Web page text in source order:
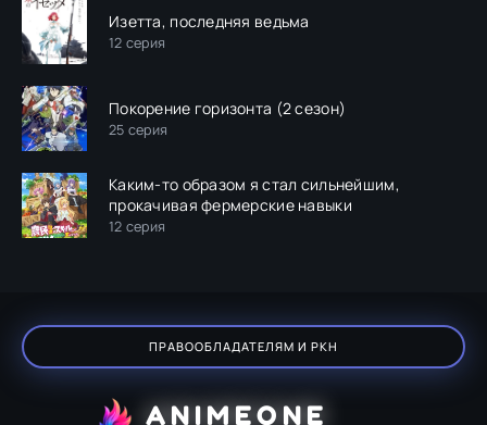
Изетта, последняя ведьма
12 серия
Покорение горизонта (2 сезон)
25 серия
Каким-то образом я стал сильнейшим,
прокачивая фермерские навыки
12 серия
ПРАВООБЛАДАТЕЛЯМ И РКН
ANIMEONE